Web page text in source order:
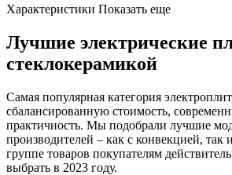
Характеристики Показать еще
Лучшие электрические
стеклокерамикой
Самая популярная категория
сбалансированную стоимость,
практичность. Мы подобрали лучшие
производителей – как с конвекцией, так
группе товаров покупателям
выбрать в 2023 году.